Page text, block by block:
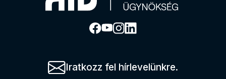
Iratkozz fel hírlevelünkre.